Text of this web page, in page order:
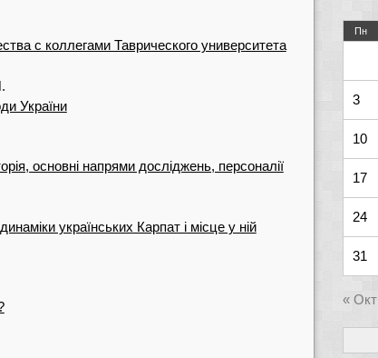
с коллегами Таврического университета
України
основні напрями досліджень, персоналії
українських Карпат і місце у ній
Пн
3
10
17
24
31
« Окт